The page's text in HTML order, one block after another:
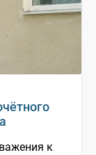
к